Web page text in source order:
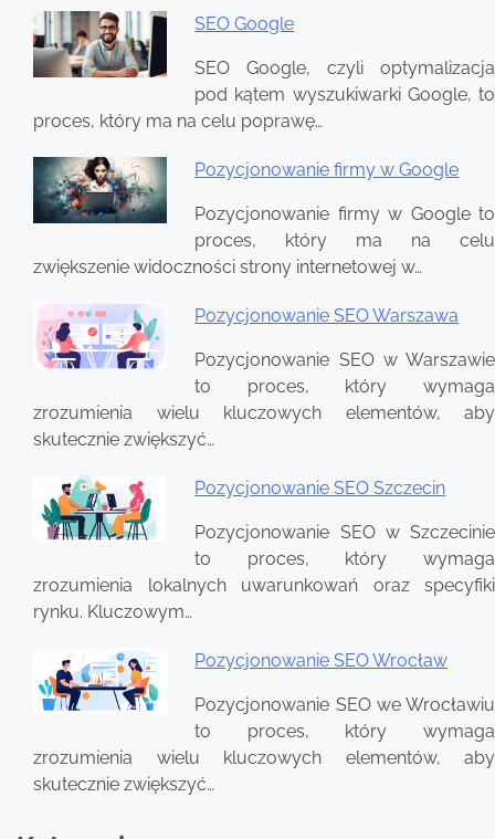
SEO Google
SEO Google, czyli optymalizacja
pod kątem wyszukiwarki Google, to
proces, który ma na celu poprawę…
Pozycjonowanie firmy w Google
Pozycjonowanie firmy w Google to
proces, który ma na celu
zwiększenie widoczności strony internetowej w…
Pozycjonowanie SEO Warszawa
Pozycjonowanie SEO w Warszawie
to proces, który wymaga
zrozumienia wielu kluczowych elementów, aby
skutecznie zwiększyć…
Pozycjonowanie SEO Szczecin
Pozycjonowanie SEO w Szczecinie
to proces, który wymaga
zrozumienia lokalnych uwarunkowań oraz specyfiki
rynku. Kluczowym…
Pozycjonowanie SEO Wrocław
Pozycjonowanie SEO we Wrocławiu
to proces, który wymaga
zrozumienia wielu kluczowych elementów, aby
skutecznie zwiększyć…
Nawigacja